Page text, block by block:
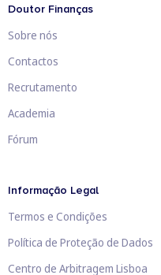
Doutor Finanças
Sobre nós
Contactos
Recrutamento
Academia
Fórum
Informação Legal
Termos e Condições
Política de Proteção de Dados
Centro de Arbitragem Lisboa